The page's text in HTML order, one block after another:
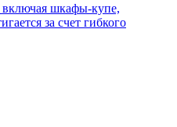
включая шкафы-купе,
за счет гибкого